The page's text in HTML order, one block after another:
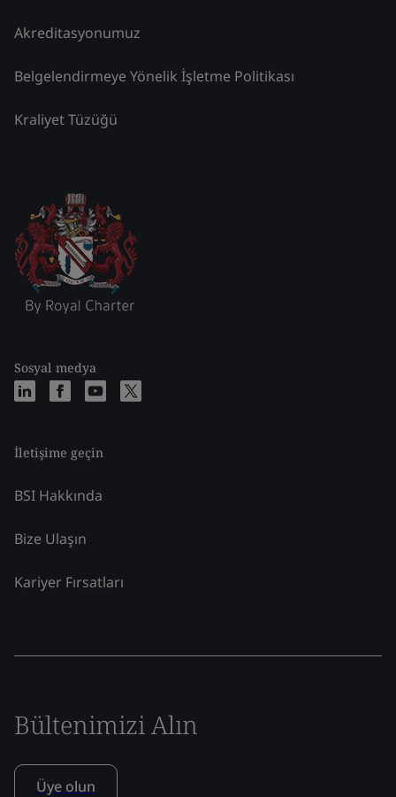
Akreditasyonumuz
Belgelendirmeye Yönelik İşletme Politikası
Kraliyet Tüzüğü
Sosyal medya
İletişime geçin
BSI Hakkında
Bize Ulaşın
Kariyer Fırsatları
Bültenimizi Alın
Üye olun